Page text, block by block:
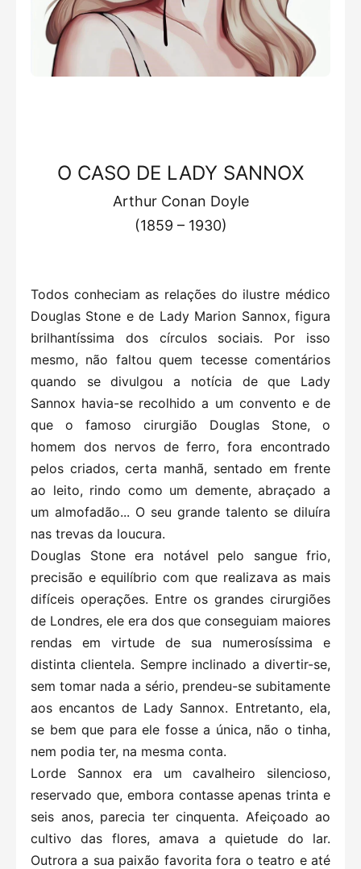
O CASO DE LADY SANNOX
Arthur Conan Doyle
(1859 – 1930)
Todos conheciam as relações do ilustre médico
Douglas Stone e de Lady Marion Sannox, figura
brilhantíssima dos círculos sociais. Por isso
mesmo, não faltou quem tecesse comentários
quando se divulgou a notícia de que Lady
Sannox havia-se recolhido a um convento e de
que o famoso cirurgião Douglas Stone, o
homem dos nervos de ferro, fora encontrado
pelos criados, certa manhã, sentado em frente
ao leito, rindo como um demente, abraçado a
um almofadão... O seu grande talento se diluíra
nas trevas da loucura.
Douglas Stone era notável pelo sangue frio,
precisão e equilíbrio com que realizava as mais
difíceis operações. Entre os grandes cirurgiões
de Londres, ele era dos que conseguiam maiores
rendas em virtude de sua numerosíssima e
distinta clientela. Sempre inclinado a divertir-se,
sem tomar nada a sério, prendeu-se subitamente
aos encantos de Lady Sannox. Entretanto, ela,
se bem que para ele fosse a única, não o tinha,
nem podia ter, na mesma conta.
Lorde Sannox era um cavalheiro silencioso,
reservado que, embora contasse apenas trinta e
seis anos, parecia ter cinquenta. Afeiçoado ao
cultivo das flores, amava a quietude do lar.
Outrora a sua paixão favorita fora o teatro e até